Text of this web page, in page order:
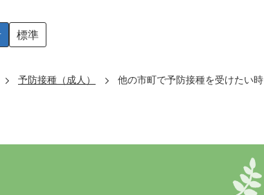
標準
予防接種（成人） 他の市町で予防接種を受けたい時